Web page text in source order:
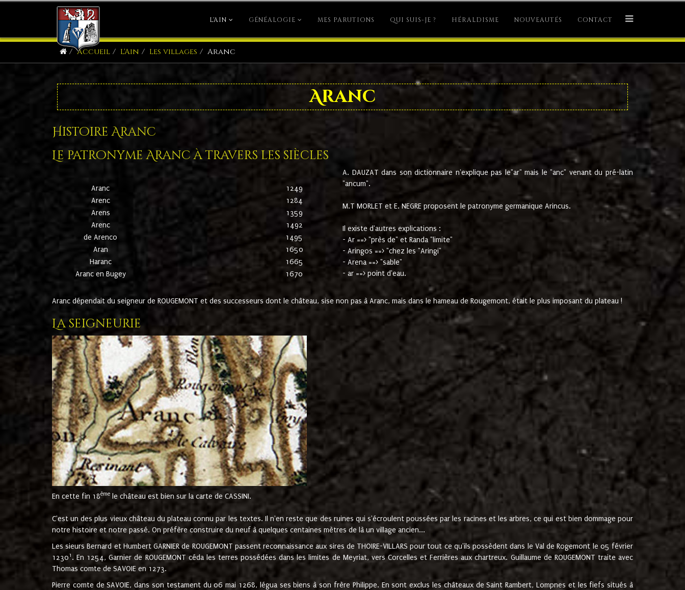
L'AIN GÉNÉALOGIE MES PARUTIONS QUI SUIS-JE ? HÉRALDISME NOUVEAUTÉS CONTACT
Accueil L'Ain Les villages Aranc
Aranc
Histoire Aranc
Le patronyme Aranc à travers les siècles
Aranc
1249
Arenc
1284
Arens
1359
Arenc
1492
de Arenco
1495
Aran
1650
Haranc
1665
Aranc en Bugey
1670
A. DAUZAT dans son dictionnaire n'explique pas le"ar" mais le "anc" venant du pré-latin
"ancum".
M.T MORLET et E. NEGRE proposent le patronyme germanique Arincus.
Il existe d'autres explications :
- Ar ==> "près de" et Randa "limite"
- Aringos ==> "chez les "Aringi"
- Arena ==> "sable"
- ar ==> point d'eau.
Aranc dépendait du seigneur de ROUGEMONT et des successeurs dont le château, sise non pas à Aranc, mais dans le hameau de Rougemont, était le plus imposant du plateau !
La seigneurie
En cette fin 18ème le château est bien sur la carte de CASSINI.
C'est un des plus vieux château du plateau connu par les textes. Il n'en reste que des ruines qui s'écroulent poussées par les racines et les arbres, ce qui est bien dommage pour
notre histoire et notre passé. On préfère construire du neuf à quelques centaines mètres de là un village ancien...
Les sieurs Bernard et Humbert GARNIER de ROUGEMONT passent reconnaissance aux sires de THOIRE-VILLARS pour tout ce qu'ils possèdent dans le Val de Rogemont le 05 février
12301 . En 1254, Garnier de ROUGEMONT céda les terres possédées dans les limites de Meyriat, vers Corcelles et Ferrières aux chartreux. Guillaume de ROUGEMONT traite avec
Thomas comte de SAVOIE en 1273.
Pierre comte de SAVOIE, dans son testament du 06 mai 1268, légua ses biens à son frère Philippe. En sont exclus les châteaux de Saint Rambert, Lompnes et les fiefs situés à